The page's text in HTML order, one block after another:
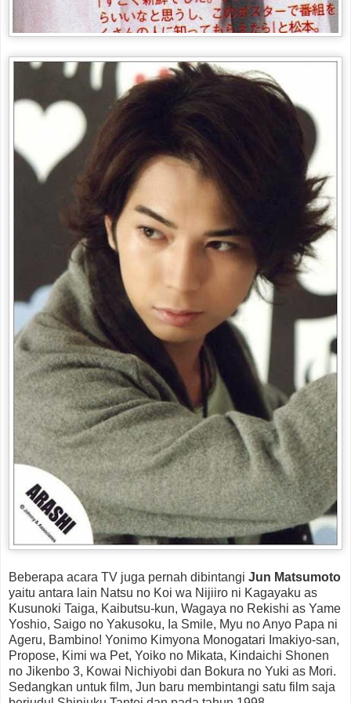
Beberapa acara TV juga pernah dibintangi Jun Matsumoto
yaitu antara lain Natsu no Koi wa Nijiiro ni Kagayaku as
Kusunoki Taiga, Kaibutsu-kun, Wagaya no Rekishi as Yame
Yoshio, Saigo no Yakusoku, Ia Smile, Myu no Anyo Papa ni
Ageru, Bambino! Yonimo Kimyona Monogatari Imakiyo-san,
Propose, Kimi wa Pet, Yoiko no Mikata, Kindaichi Shonen
no Jikenbo 3, Kowai Nichiyobi dan Bokura no Yuki as Mori.
Sedangkan untuk film, Jun baru membintangi satu film saja